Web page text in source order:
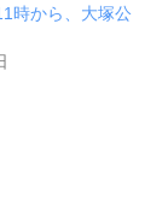
時から、大塚公